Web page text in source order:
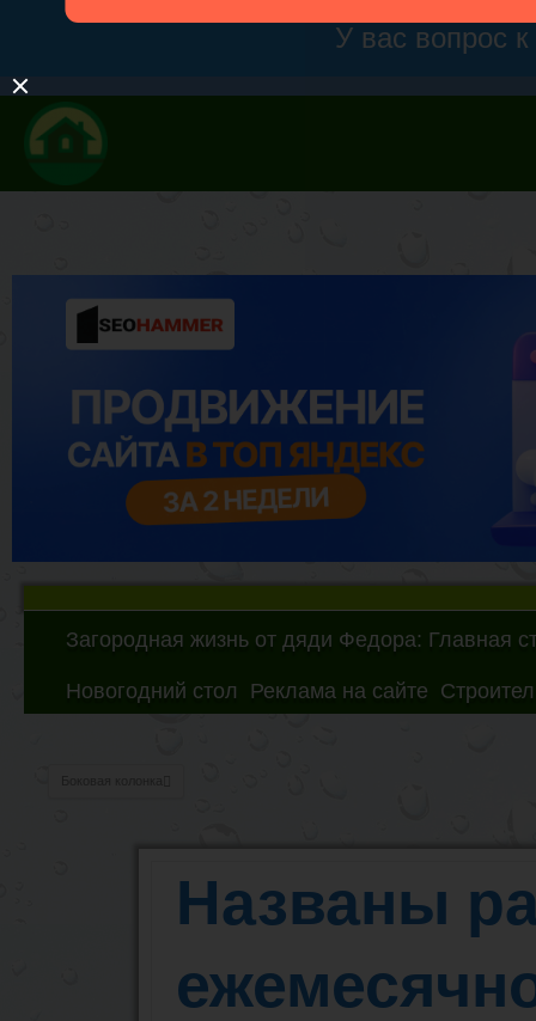
Загородная жизнь от дяди Федора: Главная
Новогодний стол Реклама на сайте
Названы